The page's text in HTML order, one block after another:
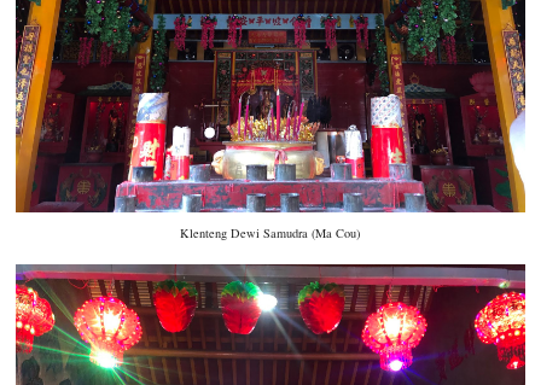
Klenteng Dewi Samudra (Ma Cou)